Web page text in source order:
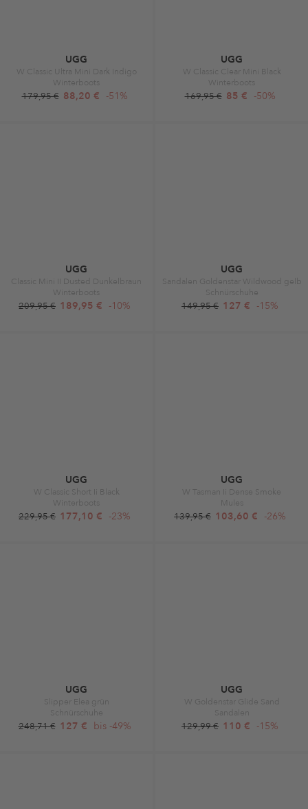
UGG
W Classic Ultra Mini Dark Indigo
Winterboots
179,95 € 88,20 € -51%
UGG
W Classic Clear Mini Black
Winterboots
169,95 € 85 € -50%
UGG
Classic Mini II Dusted Dunkelbraun
Winterboots
209,95 € 189,95 € -10%
UGG
Sandalen Goldenstar Wildwood gelb
Schnürschuhe
149,95 € 127 € -15%
UGG
W Classic Short Ii Black
Winterboots
229,95 € 177,10 € -23%
UGG
W Tasman Ii Dense Smoke
Mules
139,95 € 103,60 € -26%
UGG
Slipper Elea grün
Schnürschuhe
248,71 € 127 € bis -49%
UGG
W Goldenstar Glide Sand
Sandalen
129,99 € 110 € -15%